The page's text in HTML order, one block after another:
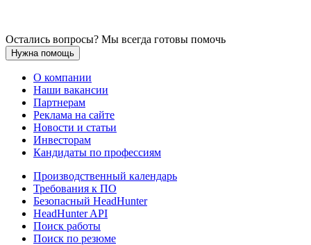
Остались вопросы? Мы всегда готовы помочь
Нужна помощь
О компании
Наши вакансии
Партнерам
Реклама на сайте
Новости и статьи
Инвесторам
Кандидаты по профессиям
Производственный календарь
Требования к ПО
Безопасный HeadHunter
HeadHunter API
Поиск работы
Поиск по резюме